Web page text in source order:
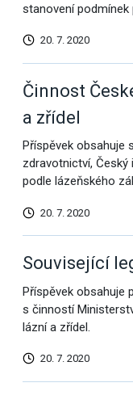
stanovení podmínek
20. 7. 2020
Činnost
a zřídel
Příspěvek obsahuje
zdravotnictví,
podle lázeňského
20. 7. 2020
Související
Příspěvek obsahuje
s činností
lázní a zřídel.
20. 7. 2020